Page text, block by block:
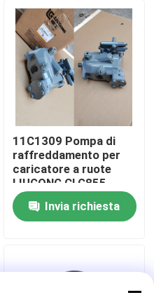
CLG862H、
CLG862N、
CLG870H、CLG888、
CLG890H
11C1309 Pompa di
raffreddamento per
caricatore a ruote
LIUGONG CLG855、
CLG855N、
CLG855H、CLG856、
CLG850H、CLG860H
Invia richiesta